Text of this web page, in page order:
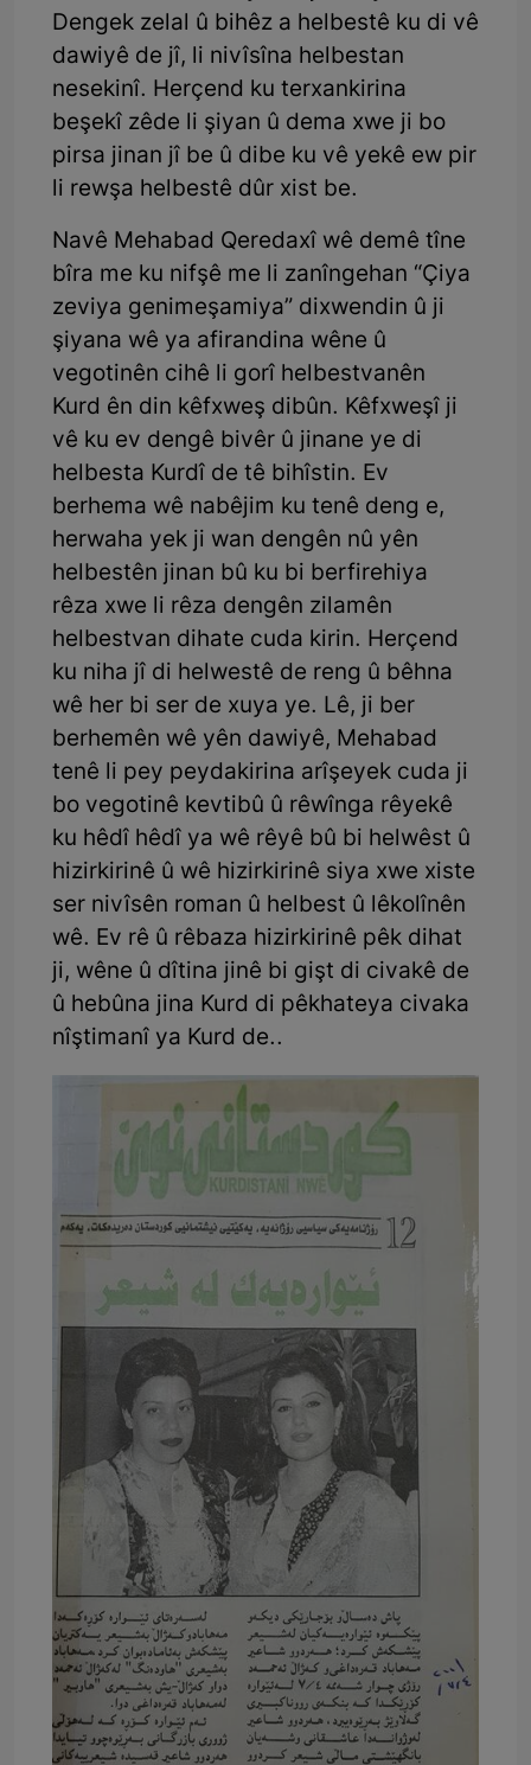
Dengek zelal û bihêz a helbestê ku di vê
dawiyê de jî, li nivîsîna helbestan
nesekinî. Herçend ku terxankirina
beşekî zêde li şiyan û dema xwe ji bo
pirsa jinan jî be û dibe ku vê yekê ew pir
li rewşa helbestê dûr xist be.
Navê Mehabad Qeredaxî wê demê tîne
bîra me ku nifşê me li zanîngehan “Çiya
zeviya genimeşamiya” dixwendin û ji
şiyana wê ya afirandina wêne û
vegotinên cihê li gorî helbestvanên
Kurd ên din kêfxweş dibûn. Kêfxweşî ji
vê ku ev dengê bivêr û jinane ye di
helbesta Kurdî de tê bihîstin. Ev
berhema wê nabêjim ku tenê deng e,
herwaha yek ji wan dengên nû yên
helbestên jinan bû ku bi berfirehiya
rêza xwe li rêza dengên zilamên
helbestvan dihate cuda kirin. Herçend
ku niha jî di helwestê de reng û bêhna
wê her bi ser de xuya ye. Lê, ji ber
berhemên wê yên dawiyê, Mehabad
tenê li pey peydakirina arîşeyek cuda ji
bo vegotinê kevtibû û rêwînga rêyekê
ku hêdî hêdî ya wê rêyê bû bi helwêst û
hizirkirinê û wê hizirkirinê siya xwe xiste
ser nivîsên roman û helbest û lêkolînên
wê. Ev rê û rêbaza hizirkirinê pêk dihat
ji, wêne û dîtina jinê bi gişt di civakê de
û hebûna jina Kurd di pêkhateya civaka
nîştimanî ya Kurd de..